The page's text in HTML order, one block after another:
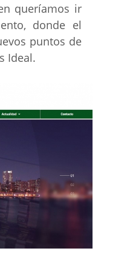
queríamos ir
donde el
puntos de
Ideal.